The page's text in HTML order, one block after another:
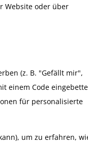
Website oder über
(z. B. "Gefällt mir",
einem Code
für personalisierte
um zu erfahren,